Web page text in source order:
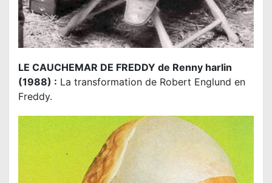
LE CAUCHEMAR DE FREDDY de Renny harlin
(1988) : La transformation de Robert Englund en
Freddy.